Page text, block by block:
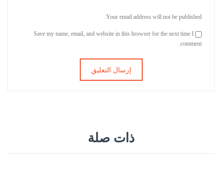
Your email address will not be published.
Save my name, email, and website in this browser for the next time I
comment.
ذات صلة